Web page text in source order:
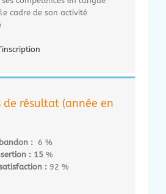
cadre de son activité
résultat (année en
: 6 %
: 15 %
: 92 %